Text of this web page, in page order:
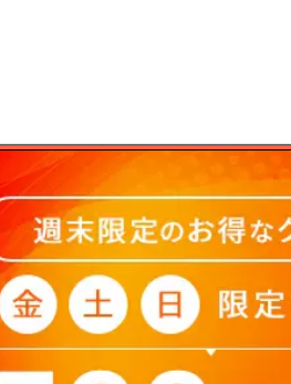
測量・測定
> 配管/設備 >